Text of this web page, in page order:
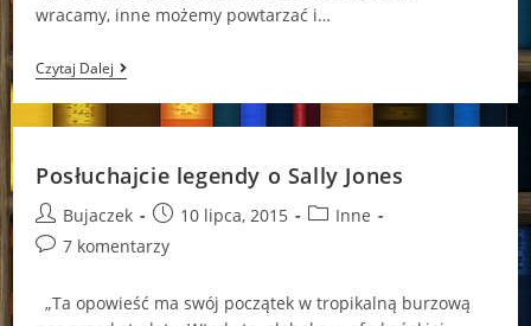
wracamy, inne możemy powtarzać i…
Czytaj DalejChodzcie
Na
Chwilę
Do
Lodu!
Posłuchajcie legendy o Sally Jones
Post
author:
Bujaczek
Post
published:
10 lipca, 2015
PostInne
Post7 komentarzy
„Ta opowieść ma swój początek w tropikalną burzową